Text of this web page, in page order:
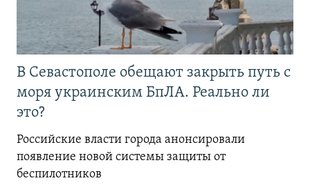
В Севастополе обещают закрыть путь с
моря украинским БпЛА. Реально ли
это?
Российские власти города анонсировали
появление новой системы защиты от
беспилотников